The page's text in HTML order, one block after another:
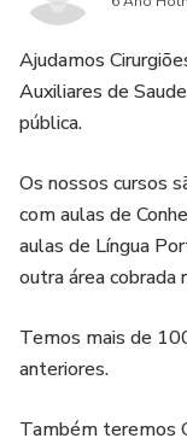
Ajudamos
Auxiliares de
pública.
Os nossos cursos
com aulas de
aulas de Língua
outra área cobrada
Temos mais de
anteriores.
Também teremos